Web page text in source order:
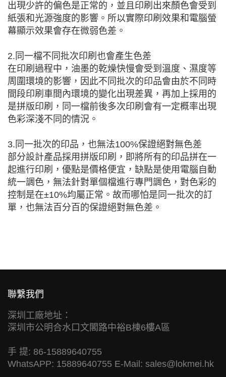
出現少許的偏色是正常的，並且印刷出來顏色會受到
紙張和光源強度的影響。所以實際印刷效果和電腦螢
幕顯示效果會存在微弱色差。
2.同一檔不同批次印刷也會產生色差
在印刷過程中，油墨的乾燥快慢會受到溫度、濕度等
周圍環境的影響，因此不同批次的印品會由於不同時
間段印刷車間內環境的變化出現差異，再加上採用的
是拼版印刷，同一檔前後多次印刷會有一定概率出現
色彩深淺不同的情況。
3.同一批次的印品，也無法100%保證絕對無色差
部分設計產品採用拼版印刷，即將所有的印品拼在一
起進行印刷，優點是價格便宜，缺點是使用電腦自動
統一調色，無法針對單個檔進行專門調色，對色彩的
控制是在±10%均屬正常。故而哪怕是同一批次的訂
單，也無法百分百的保證絕對無色差。
聯繫我們
深圳工廠地址：
深圳市公明合水口文閣路中裕B棟6樓A區
手 提: 86-15889640755
WhatsAPP: 15889640755 E-Mail: sales@lokmei.hk